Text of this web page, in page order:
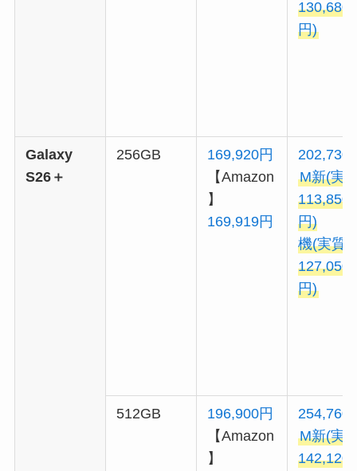
130,680
円)
Galaxy
S26＋
256GB
169,920円
【Amazon
】
169,919円
202,730
M新(実
113,850
円)
機(実質
127,050
円)
512GB
196,900円
【Amazon
】
254,760
M新(実
142,120